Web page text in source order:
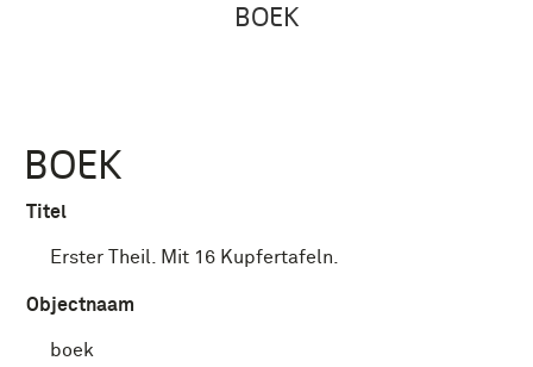
BOEK
BOEK
Titel
Erster Theil. Mit 16 Kupfertafeln.
Objectnaam
boek